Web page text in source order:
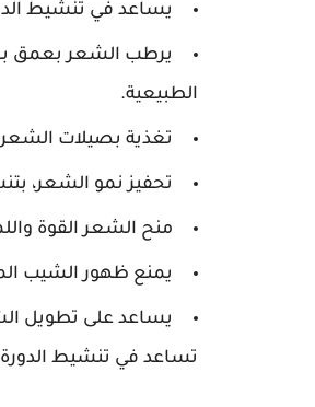
يساعد في تنشيط
يرطب الشعر بعمق
الطبيعية.
تغذية بصيلات
تحفيز نمو الشعر،
منح الشعر القوة
يمنع ظهور الشيب
يساعد على تطويل
تساعد في تنشيط